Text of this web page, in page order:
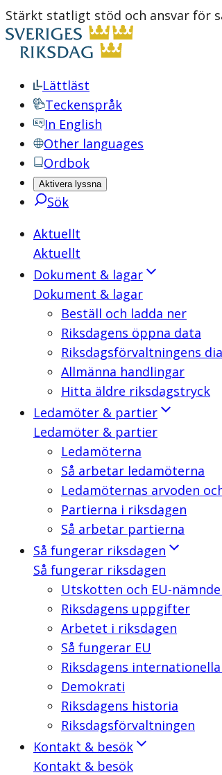
Stärkt statligt stöd och ansvar för
Lättläst
Teckenspråk
In English
Other languages
Ordbok
Aktivera lyssna
Sök
Aktuellt
Aktuellt
Dokument & lagar
Dokument & lagar
Beställ och ladda ner
Riksdagens öppna data
Riksdagsförvaltningens
Allmänna handlingar
Hitta äldre riksdagstryck
Ledamöter & partier
Ledamöter & partier
Ledamöterna
Så arbetar ledamöterna
Ledamöternas arvoden
Partierna i riksdagen
Så arbetar partierna
Så fungerar riksdagen
Så fungerar riksdagen
Utskotten och EU-
Riksdagens uppgifter
Arbetet i riksdagen
Så fungerar EU
Riksdagens
Demokrati
Riksdagens historia
Riksdagsförvaltningen
Kontakt & besök
Kontakt & besök